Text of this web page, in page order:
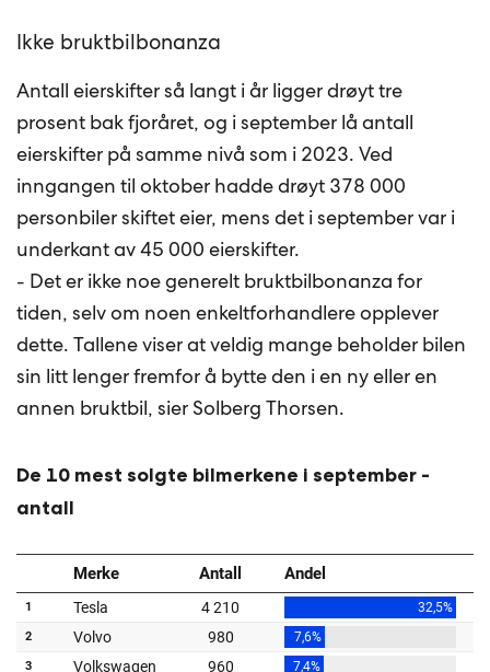
Ikke bruktbilbonanza
Antall eierskifter så langt i år ligger drøyt tre
prosent bak fjoråret, og i september lå antall
eierskifter på samme nivå som i 2023. Ved
inngangen til oktober hadde drøyt 378 000
personbiler skiftet eier, mens det i september var i
underkant av 45 000 eierskifter.
- Det er ikke noe generelt bruktbilbonanza for
tiden, selv om noen enkeltforhandlere opplever
dette. Tallene viser at veldig mange beholder bilen
sin litt lenger fremfor å bytte den i en ny eller en
annen bruktbil, sier Solberg Thorsen.
De 10 mest solgte bilmerkene i september -
antall